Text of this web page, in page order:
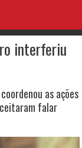
interferiu
as ações
falar